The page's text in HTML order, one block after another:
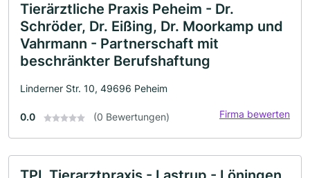
Tierärztliche Praxis Peheim - Dr.
Schröder, Dr. Eißing, Dr. Moorkamp und
Vahrmann - Partnerschaft mit
beschränkter Berufshaftung
Linderner Str. 10, 49696 Peheim
0.0 (0 Bewertungen) Firma bewerten